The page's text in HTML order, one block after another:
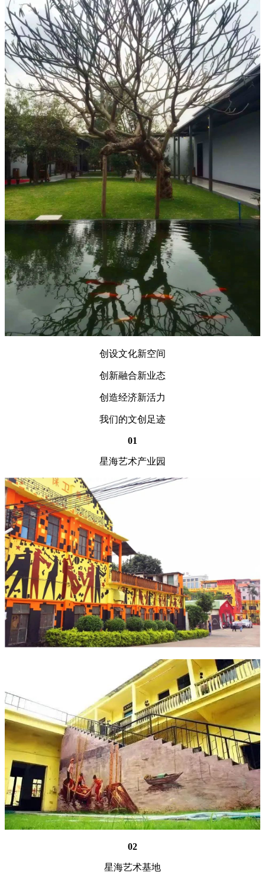
创设文化新空间
创新融合新业态
创造经济新活力
我们的文创足迹
01
星海艺术产业园
02
星海艺术基地